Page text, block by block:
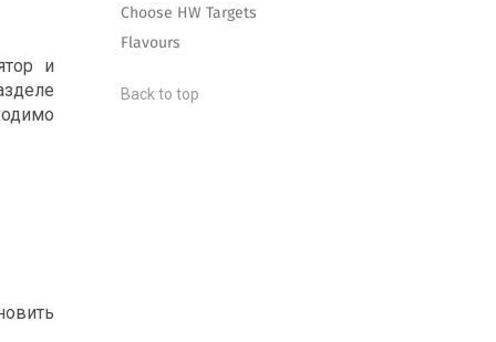
и
Choose HW Targets
Flavours
Back to top